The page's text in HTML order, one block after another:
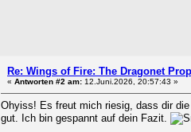
Re: Wings of Fire: The Dragonet
« Antworten #2 am: 12.Juni.2026, 20:57:43 »
Ohyiss! Es freut mich riesig, dass dir
gut. Ich bin gespannt auf dein Fazit.